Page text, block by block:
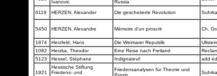
Ivanovic
Russia
6119 HERZEN, Alexander Die gescheiterte Revolution
5450 HERZEN, Alexandre Mémoire d'un proscrit Ch.
1874 Herzfeld, Hans Die Weimarer Republik
1082
Herzka, Theodor Eine Reise nach Freiland
5123
Hessel, Stéphane Indignatevi! add
1921
Hessische Stiftung
Friedens- und
Friedensanalysen für Theorie und
Praxis